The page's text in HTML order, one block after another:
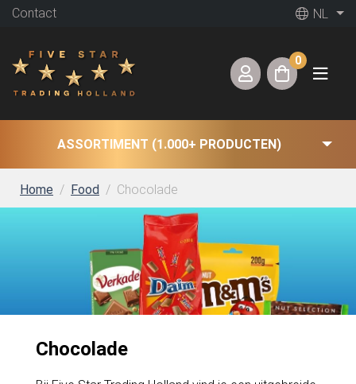
Contact NL
0
ASSORTIMENT (1.000+ PRODUCTEN)
Home Food Chocolade
Chocolade